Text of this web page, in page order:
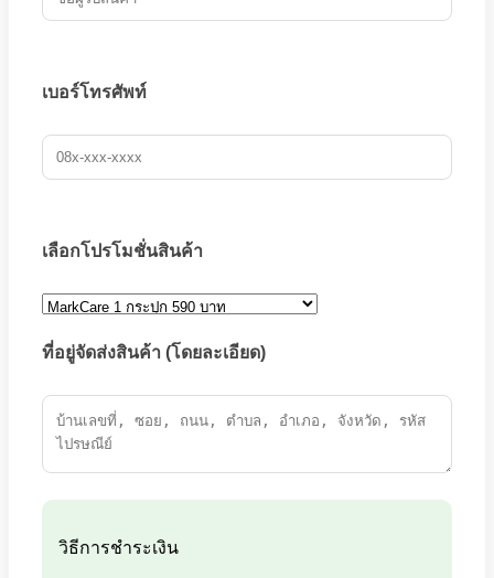
เบอร์โทรศัพท์
เลือกโปรโมชั่นสินค้า
ที่อยู่จัดส่งสินค้า (โดยละเอียด)
วิธีการชำระเงิน